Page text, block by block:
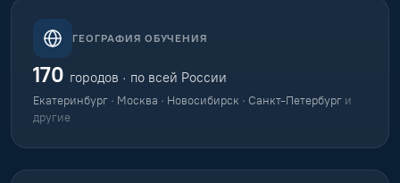
ГЕОГРАФИЯ ОБУЧЕНИЯ
170 городов · по всей России
Екатеринбург · Москва · Новосибирск · Санкт-Петербург и
другие